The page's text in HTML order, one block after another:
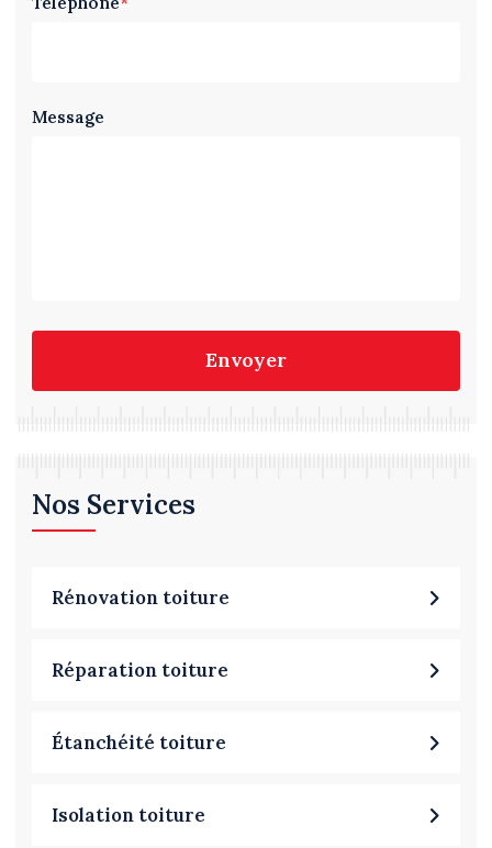
Message
Envoyer
Nos Services
Rénovation toiture
Réparation toiture
Étanchéité toiture
Isolation toiture